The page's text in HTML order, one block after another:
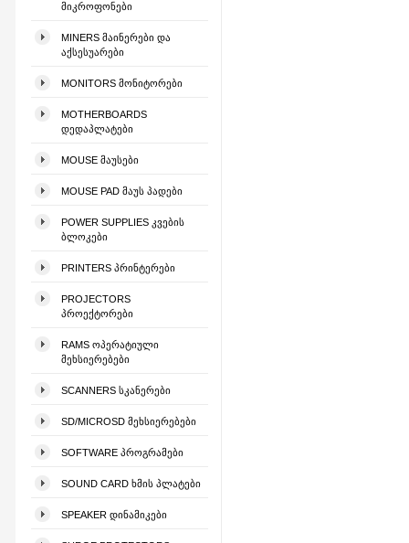
ᲛᲘᲙᲠᲝᲤᲝᲜᲔᲑᲘ
MINERS ᲛᲐᲘᲜᲔᲠᲔᲑᲘ ᲓᲐ
ᲐᲥᲡᲔᲡᲣᲐᲠᲔᲑᲘ
MONITORS ᲛᲝᲜᲘᲢᲝᲠᲔᲑᲘ
MOTHERBOARDS
ᲓᲔᲓᲐᲞᲚᲐᲢᲔᲑᲘ
MOUSE ᲛᲐᲣᲡᲔᲑᲘ
MOUSE PAD ᲛᲐᲣᲡ ᲞᲐᲓᲔᲑᲘ
POWER SUPPLIES ᲙᲕᲔᲑᲘᲡ
ᲑᲚᲝᲙᲔᲑᲘ
PRINTERS ᲞᲠᲘᲜᲢᲔᲠᲔᲑᲘ
PROJECTORS
ᲞᲠᲝᲔᲥᲢᲝᲠᲔᲑᲘ
RAMS ᲝᲞᲔᲠᲐᲢᲘᲣᲚᲘ
ᲛᲔᲮᲡᲘᲔᲠᲔᲑᲔᲑᲘ
SCANNERS ᲡᲙᲐᲜᲔᲠᲔᲑᲘ
SD/MICROSD ᲛᲔᲮᲡᲘᲔᲠᲔᲑᲔᲑᲘ
SOFTWARE ᲞᲠᲝᲒᲠᲐᲛᲔᲑᲘ
SOUND CARD ᲮᲛᲘᲡ ᲞᲚᲐᲢᲔᲑᲘ
SPEAKER ᲓᲘᲜᲐᲛᲘᲙᲔᲑᲘ